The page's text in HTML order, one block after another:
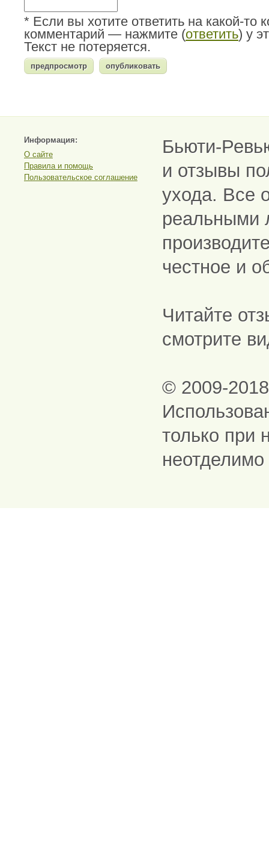
* Если вы хотите ответить на какой-то
комментарий — нажмите (ответить) у
Текст не потеряется.
Информация:
О сайте
Правила и помощь
Пользовательское соглашение
Бьюти-
и отзывы
ухода. Все
реальными
честное и
Читайте
смотрите
© 2009-
только при